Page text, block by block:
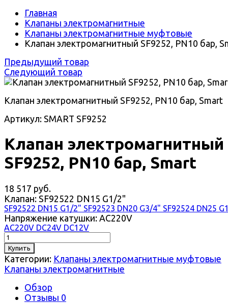
Главная
Клапаны электромагнитные
Клапаны электромагнитные муфтовые
Клапан электромагнитный SF9252, PN10 бар,
Предыдущий товар
Следующий товар
Клапан электромагнитный SF9252, PN10 бар, Smart
Артикул: SMART SF9252
Клапан электромагнитный
SF9252, PN10 бар, Smart
18 517 руб.
Клапан: SF92522 DN15 G1/2"
SF92522 DN15 G1/2" SF92523 DN20 G3/4" SF92524 DN25
Напряжение катушки: AC220V
AC220V DC24V DC12V
Купить
Категории: Клапаны электромагнитные муфтовые
Клапаны электромагнитные
Обзор
Отзывы 0